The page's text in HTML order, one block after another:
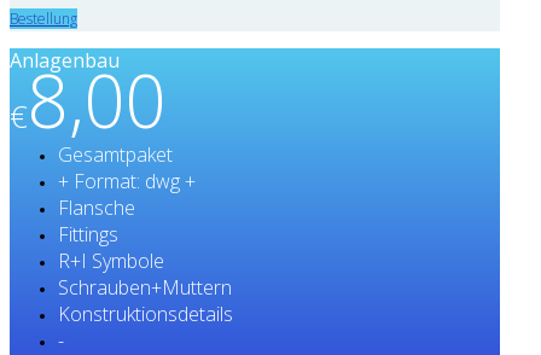
Bestellung
Anlagenbau
€8,00
Gesamtpaket
+ Format: dwg +
Flansche
Fittings
R+I Symbole
Schrauben+Muttern
Konstruktionsdetails
-